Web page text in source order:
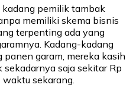
pemilik tambak
memiliki skema bisnis
terpenting ada yang
Kadang-kadang
panen garam, mereka kasih
saja sekitar Rp
sekarang.